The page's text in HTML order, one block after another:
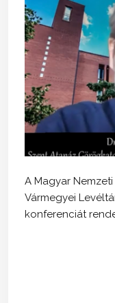
A Magyar
Vármegyei
konferenciát